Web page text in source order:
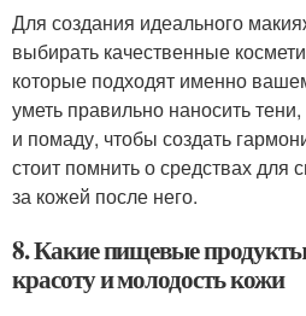
Для создания идеального
выбирать качественные
которые подходят именно
уметь правильно наносить
и помаду, чтобы создать
стоит помнить о средствах для
за кожей после него.
8. Какие пищевые
красоту и молодость кожи